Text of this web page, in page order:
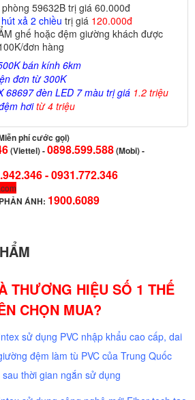
59632B trị giá 60.000đ
xả 2 chiều trị giá 120.000đ
ghế hoặc đệm giường khách được
đơn hàng
bán kính 6km
đơn từ 300K
68697 đèn LED 7 màu trị giá 1.2 triệu
hơitừ 4 triệu
phí cước gọi)
(Viettel)-0898.599.588(Mobi) -
-0931.772.346
ÁNH: 1900.6089
THƯƠNG HIỆU SỐ 1 THẾ
CHỌN MUA?
sử dụng PVC nhập khẩu cao cấp, dai
đệm làm tù PVC của Trung Quốc
thời gian ngắn sử dụng